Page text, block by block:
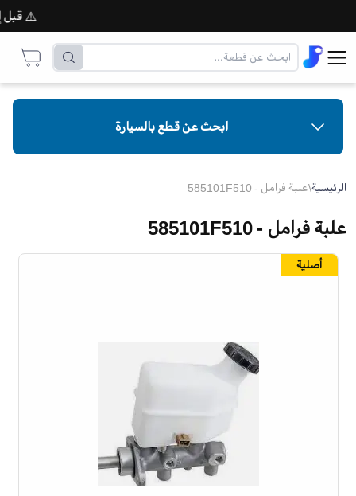
⚠️ قبل
ابحث عن قطع بالسيارة
الرئيسية\علبة فرامل - 585101F510
علبة فرامل - 585101F510
أصلية